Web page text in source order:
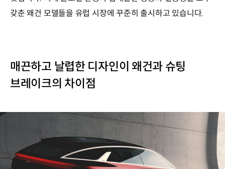
갖춘 왜건 모델들을 유럽 시장에 꾸준히 출시하고 있습니다.
매끈하고 날렵한 디자인이 왜건과 슈팅
브레이크의 차이점